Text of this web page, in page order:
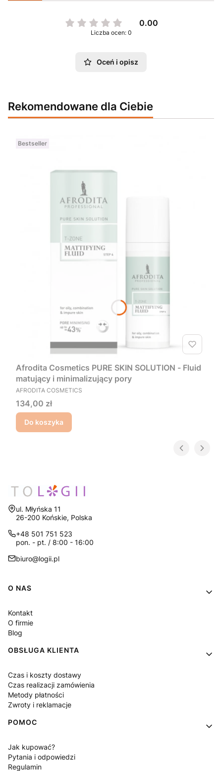
0.00
Liczba ocen: 0
Oceń i opisz
Rekomendowane dla Ciebie
Bestseller
Afrodita Cosmetics PURE SKIN SOLUTION - Fluid
matujący i minimalizujący pory
PRODUCENT
AFRODITA COSMETICS
Cena
134,00 zł
Do koszyka
Adres:
ul. Młyńska 11
26-200 Końskie, Polska
+48 501 751 523
pon. - pt. / 8:00 - 16:00
biuro@logii.pl
Linki w stopce
O NAS
Kontakt
O firmie
Blog
OBSŁUGA KLIENTA
Czas i koszty dostawy
Czas realizacji zamówienia
Metody płatności
Zwroty i reklamacje
POMOC
Jak kupować?
Pytania i odpowiedzi
Regulamin